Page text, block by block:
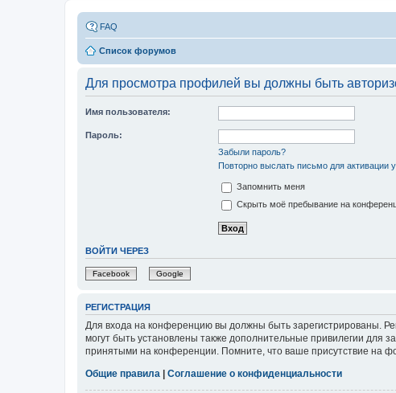
FAQ
Список форумов
Для просмотра профилей вы должны быть
Имя пользователя:
Пароль:
Забыли пароль?
Повторно выслать письмо для активации
Запомнить меня
Скрыть моё пребывание на
ВОЙТИ ЧЕРЕЗ
Facebook Google
РЕГИСТРАЦИЯ
Для входа на конференцию вы должны быть зарегистрированы.
могут быть установлены также дополнительные привилегии для
принятыми на конференции. Помните, что ваше присутствие на
Общие правила
Соглашение о конфиденциальности